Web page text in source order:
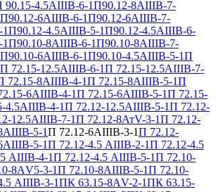
90.15-4.5АIIIВ-6-1П90.12-8АIIIВ-7-
П90.12-6АIIIВ-6-1П90.12-6АIIIВ-7-
П90.12-4.5АIIIВ-5-1П90.12-4.5АIIIВ-6-
П90.10-8АIIIВ-6-1П90.10-8АIIIВ-7-
П90.10-6АIIIВ-6-1П90.10-4.5АIIIВ-5-1П
П 72.15-12.5АIIIВ-6-1П 72.15-12.5АIIIВ-7-
72.15-8АIIIВ-4-1П 72.15-8АIIIВ-5-1П
6АIIIВ-4-1П 72.15-6АIIIВ-5-1П 72.15-
4.5АIIIВ-4-1П 72.12-12.5АIIIВ-5-1П 72.12-
12.5АIIIВ-7-1П 72.12-8АтV-3-1П 72.12-
5-1П 72.12-6АIIIВ-3-1П 72.12-
5-1П 72.12-4.5 АIIIВ-2-1П 72.12-4.5
АIIIВ-4-1П 72.12-4.5 АIIIВ-5-1П 72.10-
8АV5-3-1П 72.10-8АIIIВ-5-1П 72.10-
АIIIВ-3-1ПК 63.15-8АV-2-1ПК 63.15-